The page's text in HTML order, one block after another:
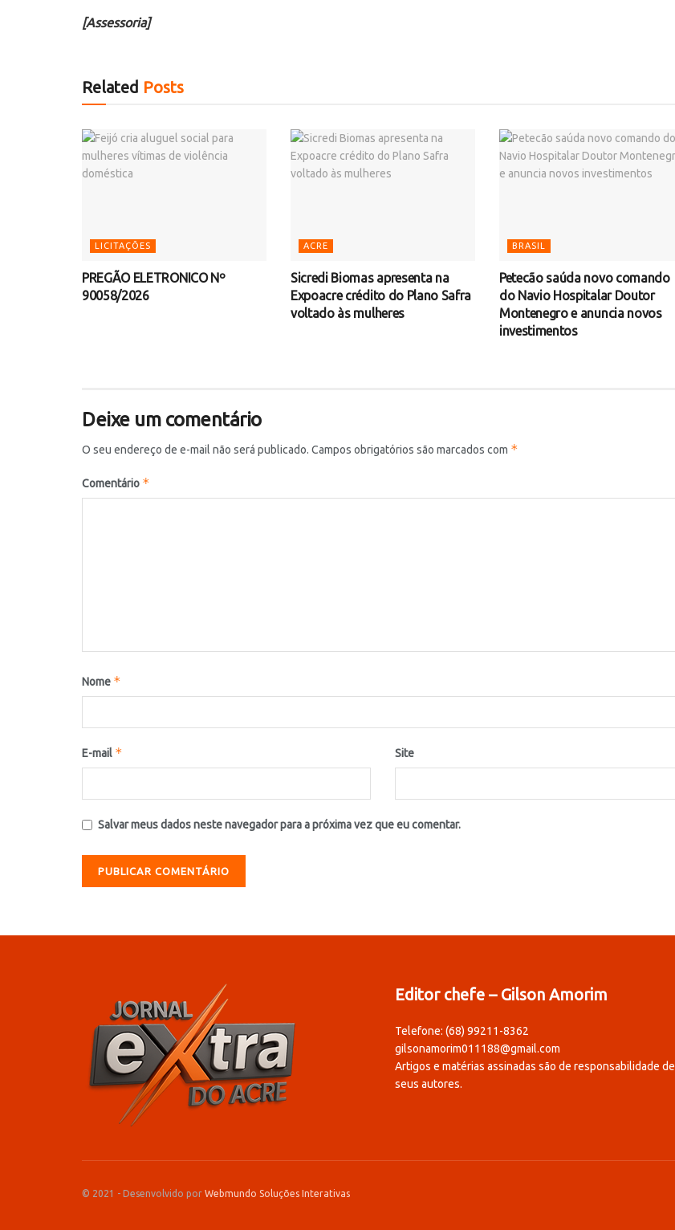
[Assessoria]
Related Posts
LICITAÇÕES
PREGÃO ELETRONICO Nº
90058/2026
ACRE
Sicredi Biomas apresenta na
Expoacre crédito do Plano Safra
voltado às mulheres
BRASIL
Petecão saúda novo comando
do Navio Hospitalar Doutor
Montenegro e anuncia novos
investimentos
Deixe um comentário
O seu endereço de e-mail não será publicado. Campos obrigatórios são marcados com *
Comentário *
Nome *
E-mail * Site
Salvar meus dados neste navegador para a próxima vez que eu comentar.
Editor chefe – Gilson Amorim
Telefone: (68) 99211-8362
gilsonamorim011188@gmail.com
Artigos e matérias assinadas são de responsabilidade de
seus autores.
© 2021 - Desenvolvido por Webmundo Soluções Interativas